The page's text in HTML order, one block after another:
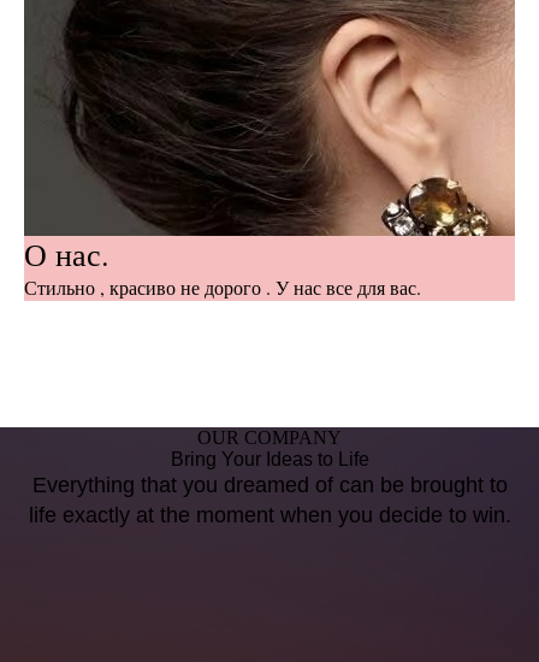
О нас.
Стильно , красиво не дорого . У нас все для вас.
OUR COMPANY
Bring Your Ideas to Life
Everything that you dreamed of can be brought to
life exactly at the moment when you decide to win.